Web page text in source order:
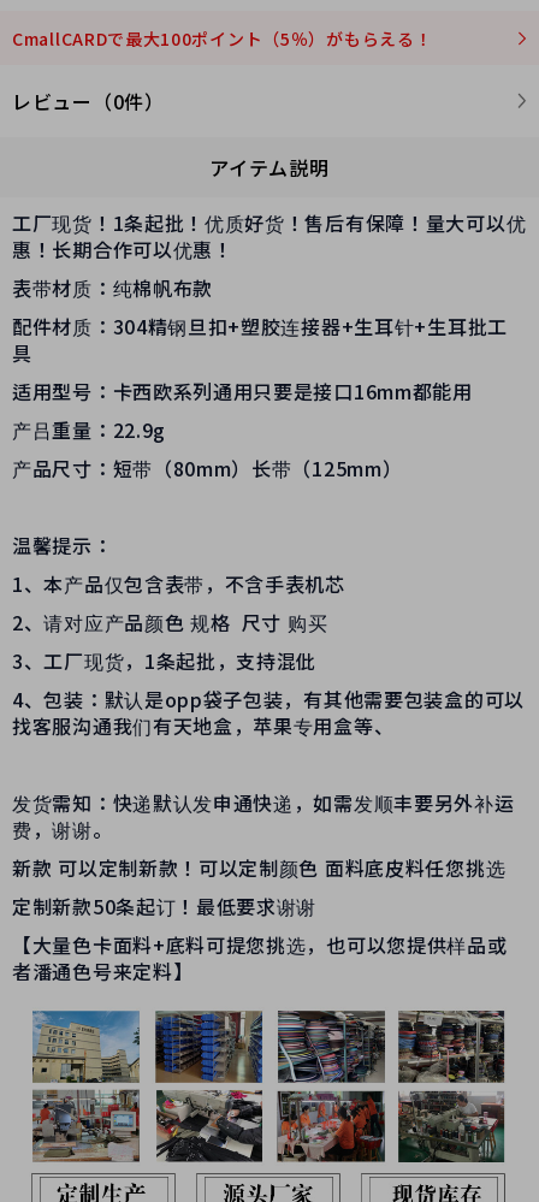
CmallCARDで最大100ポイント（5％）がもらえる！
レビュー（0件）
アイテム説明
工厂现货！1条起批！优质好货！售后有保障！量大可以优
惠！长期合作可以优惠！
表带材质：纯棉帆布款
配件材质：304精钢旦扣+塑胶连接器+生耳针+生耳批工
具
适用型号：卡西欧系列通用只要是接口16mm都能用
产吕重量：22.9g
产品尺寸：短带（80mm）长带（125mm）
温馨提示：
1、本产品仅包含表带，不含手表机芯
2、请对应产品颜色 规格 尺寸 购买
3、工厂现货，1条起批，支持混仳
4、包装：默认是opp袋子包装，有其他需要包装盒的可以
找客服沟通我们有天地盒，苹果专用盒等、
发货需知：快递默认发申通快递，如需发顺丰要另外补运
费，谢谢。
新款 可以定制新款！可以定制颜色 面料底皮料任您挑选
定制新款50条起订！最低要求谢谢
【大量色卡面料+底料可提您挑选，也可以您提供样品或
者潘通色号来定料】